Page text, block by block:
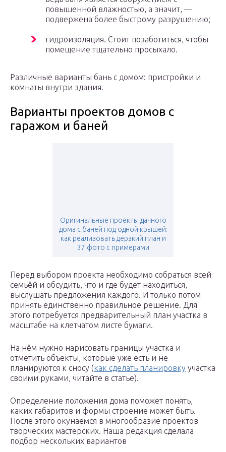
повышенной влажностью, а значит, —
подвержена более быстрому разрушению;
гидроизоляция. Стоит позаботиться, чтобы
помещение тщательно просыхало.
Различные варианты бань с домом: пристройки и
комнаты внутри здания.
Варианты проектов домов с
гаражом и баней
Оригинальные проекты дачного
дома с баней под одной крышей:
как реализовать дерзкий план и
37 фото с примерами
Перед выбором проекта необходимо собраться всей
семьёй и обсудить, что и где будет находиться,
выслушать предложения каждого. И только потом
принять единственно правильное решение. Для
этого потребуется предварительный план участка в
масштабе на клетчатом листе бумаги.
На нём нужно нарисовать границы участка и
отметить объекты, которые уже есть и не
планируются к сносу (как сделать планировку участка
своими руками, читайте в статье).
Определение положения дома поможет понять,
каких габаритов и формы строение может быть.
После этого окунаемся в многообразие проектов
творческих мастерских. Наша редакция сделала
подбор нескольких вариантов